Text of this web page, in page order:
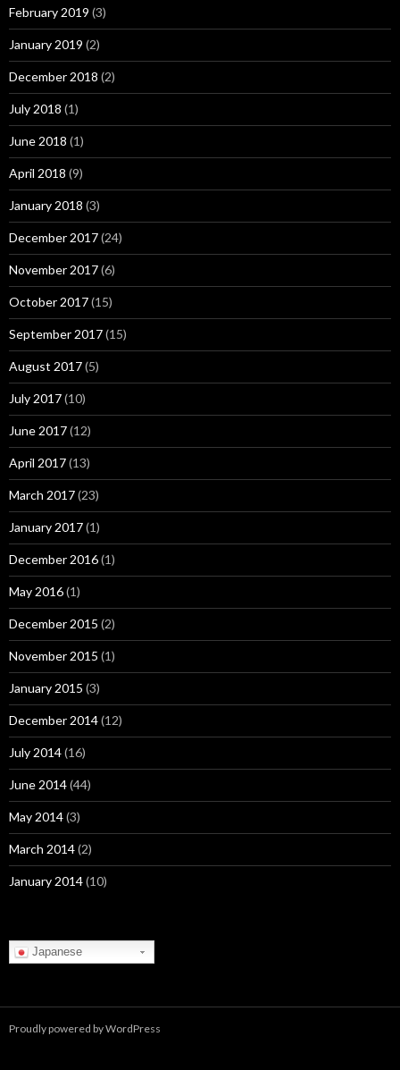
February 2019 (3)
January 2019 (2)
December 2018 (2)
July 2018 (1)
June 2018 (1)
April 2018 (9)
January 2018 (3)
December 2017(24)
November 2017(6)
October 2017(15)
September 2017(15)
August 2017(5)
July 2017(10)
June 2017(12)
April 2017(13)
March 2017(23)
January 2017(1)
December 2016(1)
May 2016(1)
December 2015 (2)
November 2015 (1)
January 2015 (3)
December 2014(12)
July 2014(16)
June 2014(44)
May 2014(3)
March 2014(2)
January 2014(10)
Japanese
Proudly powered by WordPress